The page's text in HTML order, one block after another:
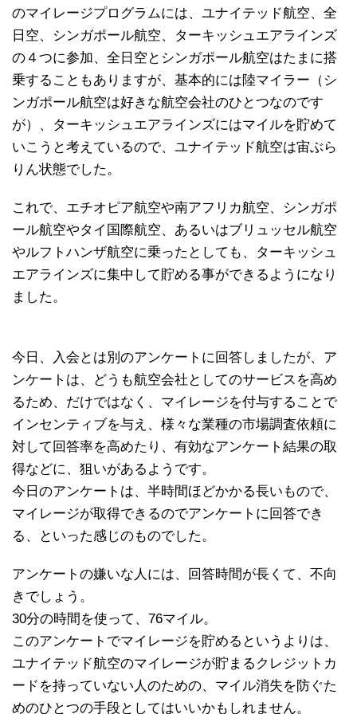
のマイレージプログラムには、ユナイテッド航空、全
日空、シンガポール航空、ターキッシュエアラインズ
の４つに参加、全日空とシンガポール航空はたまに搭
乗することもありますが、基本的には陸マイラー（シ
ンガポール航空は好きな航空会社のひとつなのです
が）、ターキッシュエアラインズにはマイルを貯めて
いこうと考えているので、ユナイテッド航空は宙ぶら
りん状態でした。
これで、エチオピア航空や南アフリカ航空、シンガポ
ール航空やタイ国際航空、あるいはブリュッセル航空
やルフトハンザ航空に乗ったとしても、ターキッシュ
エアラインズに集中して貯める事ができるようになり
ました。
今日、入会とは別のアンケートに回答しましたが、ア
ンケートは、どうも航空会社としてのサービスを高め
るため、だけではなく、マイレージを付与することで
インセンティブを与え、様々な業種の市場調査依頼に
対して回答率を高めたり、有効なアンケート結果の取
得などに、狙いがあるようです。
今日のアンケートは、半時間ほどかかる長いもので、
マイレージが取得できるのでアンケートに回答でき
る、といった感じのものでした。
アンケートの嫌いな人には、回答時間が長くて、不向
きでしょう。
30分の時間を使って、76マイル。
このアンケートでマイレージを貯めるというよりは、
ユナイテッド航空のマイレージが貯まるクレジットカ
ードを持っていない人のための、マイル消失を防ぐた
めのひとつの手段としてはいいかもしれません。